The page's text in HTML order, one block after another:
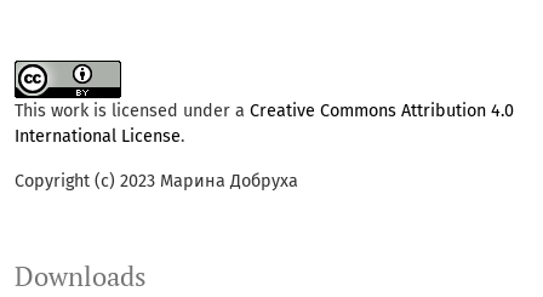
This work is licensed under a Creative Commons Attribution 4.0
International License.
Copyright (c) 2023 Марина Добруха
Downloads